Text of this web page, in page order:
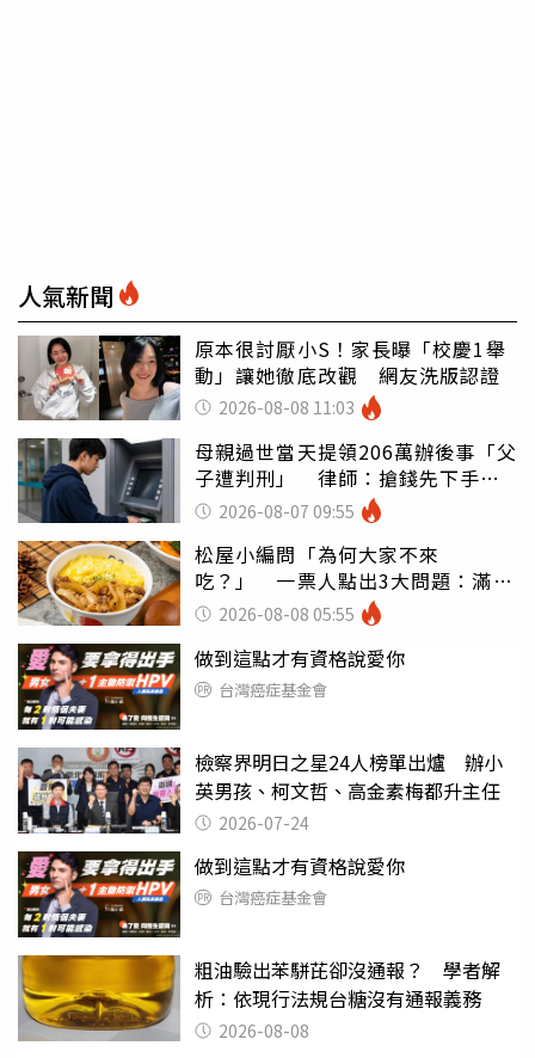
人氣新聞
原本很討厭小S！家長曝「校慶1舉
動」讓她徹底改觀 網友洗版認證
2026-08-08 11:03
母親過世當天提領206萬辦後事「父
子遭判刑」 律師：搶錢先下手是
罪 2026-08-07 09:55
松屋小編問「為何大家不來
吃？」 一票人點出3大問題：滿手
好牌打到爛
2026-08-08 05:55
做到這點才有資格說愛你
台灣癌症基金會
檢察界明日之星24人榜單出爐 辦小
英男孩、柯文哲、高金素梅都升主任
2026-07-24
做到這點才有資格說愛你
台灣癌症基金會
粗油驗出苯駢芘卻沒通報？ 學者解
析：依現行法規台糖沒有通報義務
2026-08-08